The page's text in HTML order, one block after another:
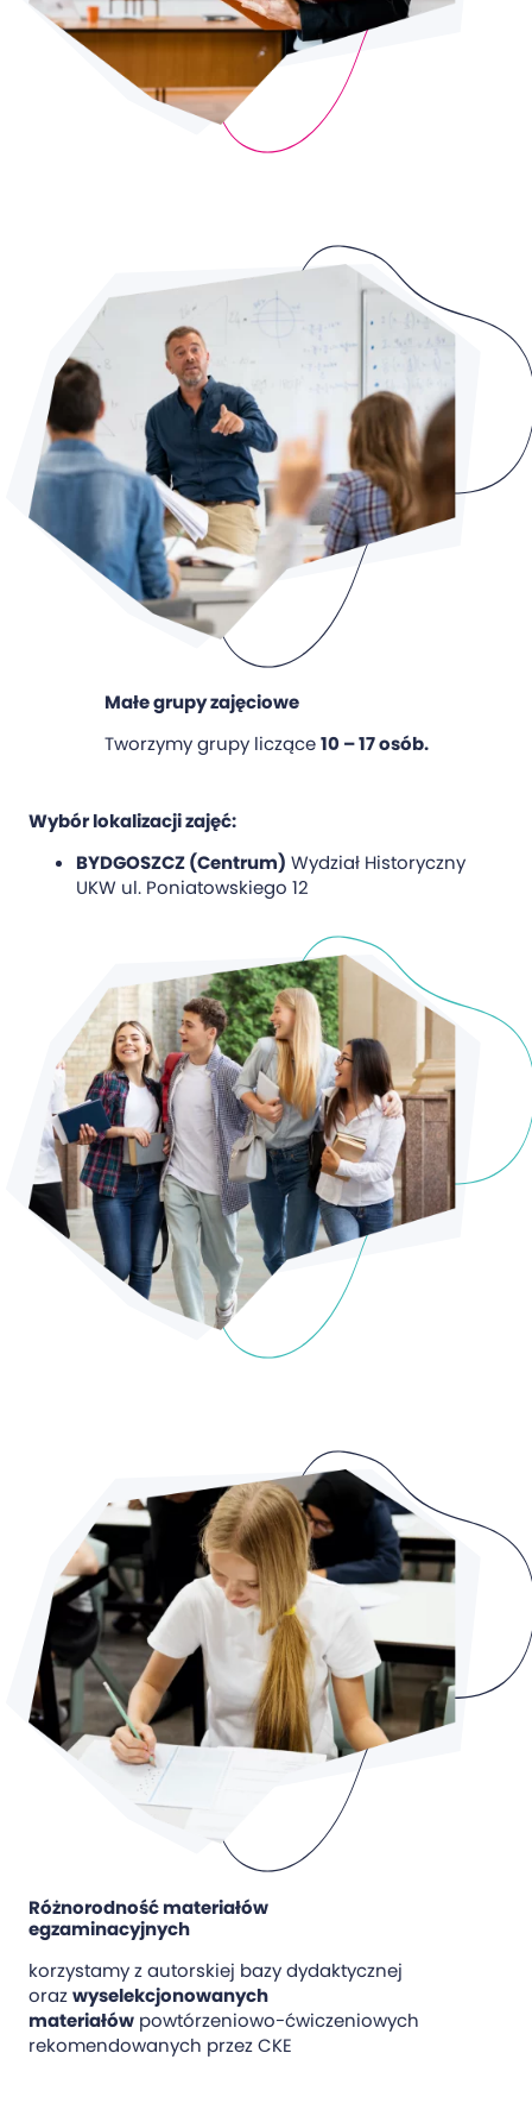
Małe grupy zajęciowe
Tworzymy grupy liczące10 – 17 osób.
Wybór lokalizacji zajęć:
BYDGOSZCZ (Centrum) Wydział Historyczny
UKW ul. Poniatowskiego 12
Różnorodność materiałów
egzaminacyjnych
korzystamy z autorskiej bazy dydaktycznej
orazwyselekcjonowanych
materiałów powtórzeniowo-ćwiczeniowych
rekomendowanych przez CKE